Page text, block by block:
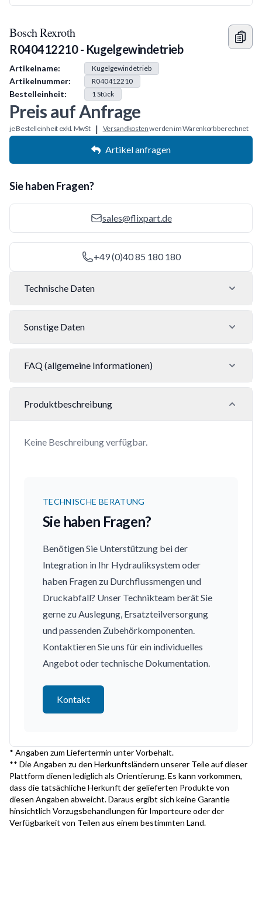
Bosch Rexroth
R040412210 - Kugelgewindetrieb
Produkt Information
Artikelname: Kugelgewindetrieb
Artikelnummer: R040412210
Bestelleinheit: 1Stück
Preis auf Anfrage
je Bestelleinheit exkl. MwSt | Versandkostenwerden im Warenkorb berechnet
Artikel anfragen
Sie haben Fragen?
sales@flixpart.de
+49 (0)40 85 180 180
Technische Daten
Sonstige Daten
FAQ (allgemeine Informationen)
Produktbeschreibung
Keine Beschreibung verfügbar.
TECHNISCHE BERATUNG
Sie haben Fragen?
Benötigen Sie Unterstützung bei der
Integration in Ihr Hydrauliksystem oder
haben Fragen zu Durchflussmengen und
Druckabfall? Unser Technikteam berät Sie
gerne zu Auslegung, Ersatzteilversorgung
und passenden Zubehörkomponenten.
Kontaktieren Sie uns für ein individuelles
Angebot oder technische Dokumentation.
Kontakt
* Angaben zum Liefertermin unter Vorbehalt.
** Die Angaben zu den Herkunftsländern unserer Teile auf dieser
Plattform dienen lediglich als Orientierung. Es kann vorkommen,
dass die tatsächliche Herkunft der gelieferten Produkte von
diesen Angaben abweicht. Daraus ergibt sich keine Garantie
hinsichtlich Vorzugsbehandlungen für Importeure oder der
Verfügbarkeit von Teilen aus einem bestimmten Land.